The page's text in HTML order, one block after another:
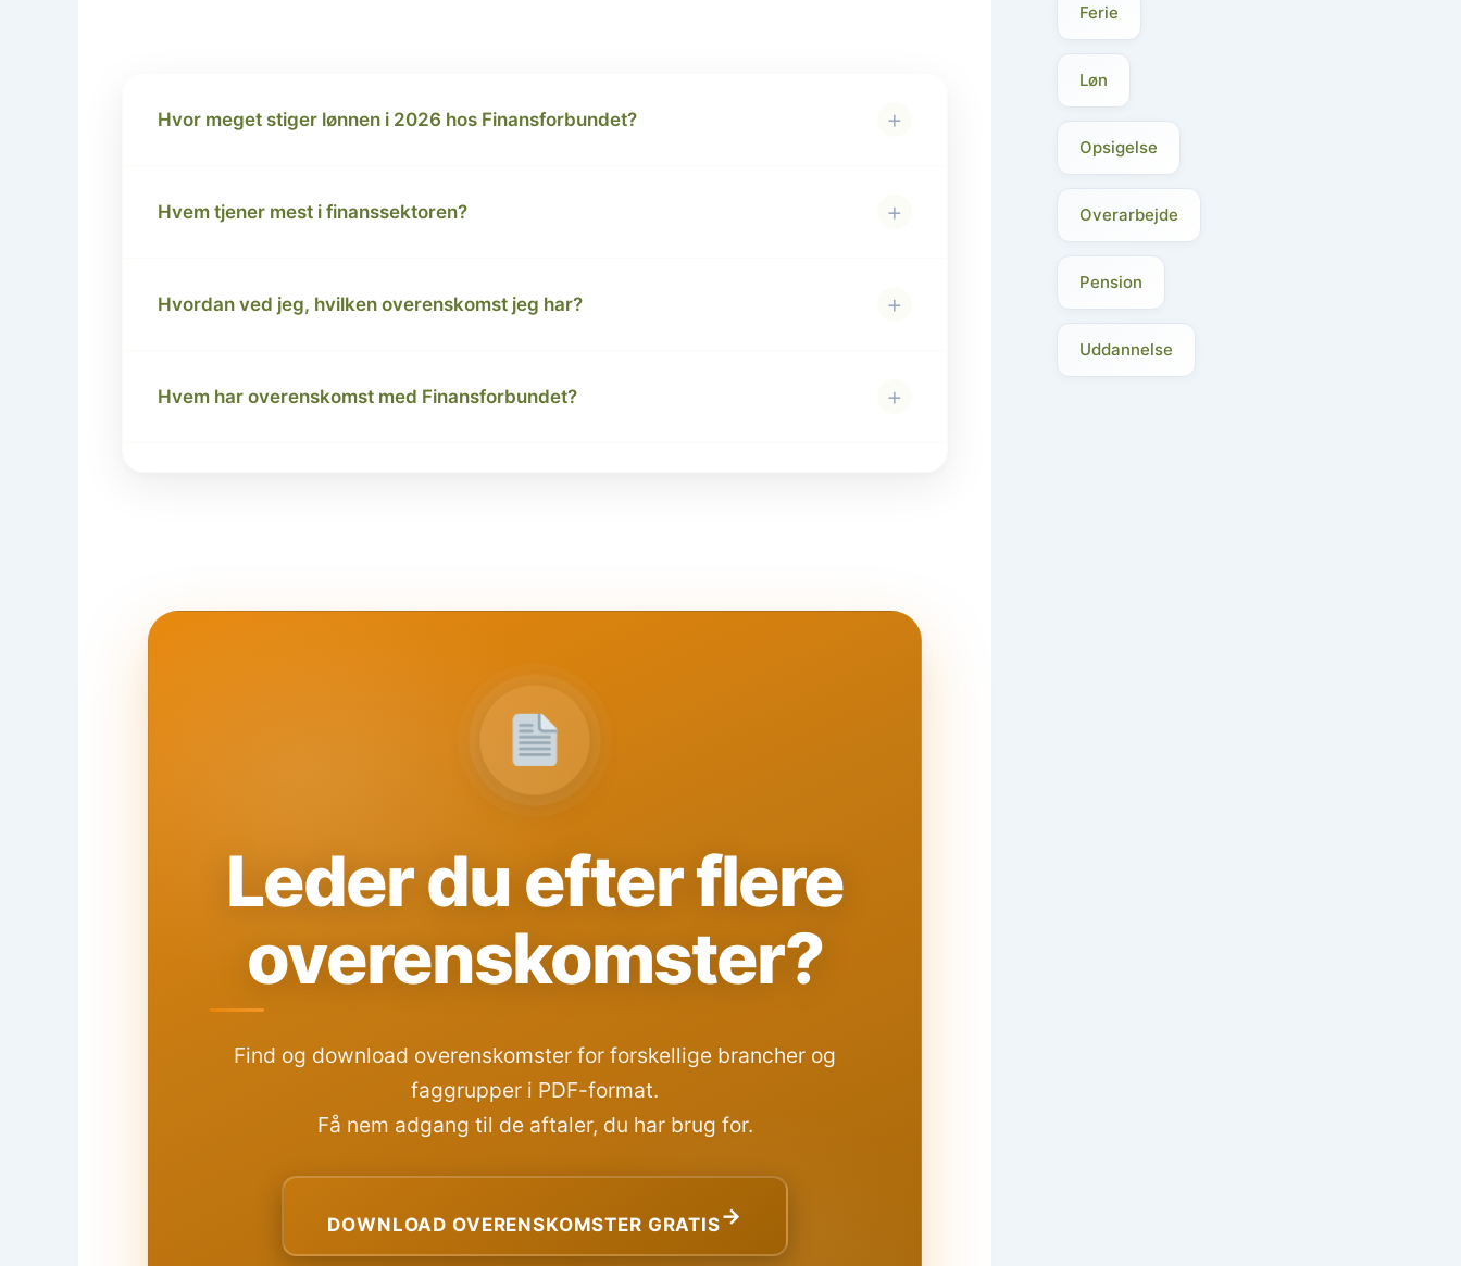
Hvor meget stiger lønnen i 2026 hos Finansforbundet? +
Hvem tjener mest i finanssektoren? +
Hvordan ved jeg, hvilken overenskomst jeg har? +
Hvem har overenskomst med Finansforbundet? +
Leder du efter flere
overenskomster?
Find og download overenskomster for forskellige brancher og
faggrupper i PDF-format.
Få nem adgang til de aftaler, du har brug for.
DOWNLOAD OVERENSKOMSTER GRATIS→
Ferie
Løn
Opsigelse
Overarbejde
Pension
Uddannelse